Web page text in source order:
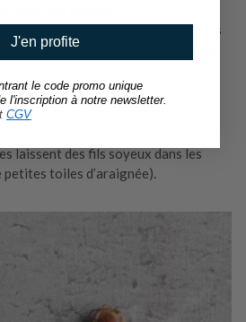
lentement et se faufilent dans les
ou même sous les couvercles
larve :2 à 4 semaines
?
laissent des fils soyeux dans les
petites toiles d’araignée).
J'en profite
le code promo unique
l'inscription à notre newsletter.
CGV